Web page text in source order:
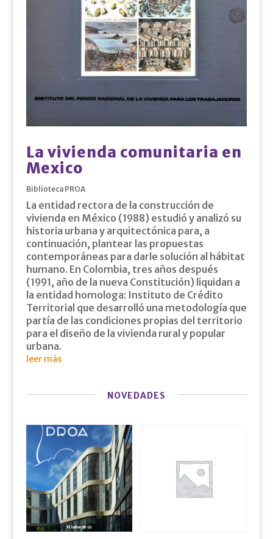
La vivienda comunitaria en
Mexico
Biblioteca PROA
La entidad rectora de la construcción de
vivienda en México (1988) estudió y analizó su
historia urbana y arquitectónica para, a
continuación, plantear las propuestas
contemporáneas para darle solución al hábitat
humano. En Colombia, tres años después
(1991, año de la nueva Constitución) liquidan a
la entidad homologa: Instituto de Crédito
Territorial que desarrolló una metodología que
partía de las condiciones propias del territorio
para el diseño de la vivienda rural y popular
urbana.
leer más
NOVEDADES